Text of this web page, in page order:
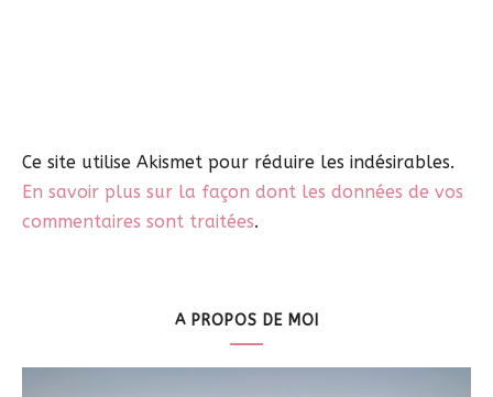
Ce site utilise Akismet pour réduire les indésirables.
En savoir plus sur la façon dont les données de vos
commentaires sont traitées.
A PROPOS DE MOI